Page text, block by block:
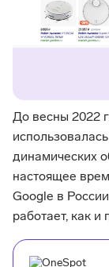
До весны 2022
динамических
настоящее
Google в
работает, как и